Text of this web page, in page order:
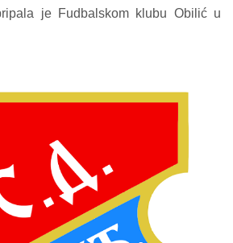
je Fudbalskom klubu Obilić u